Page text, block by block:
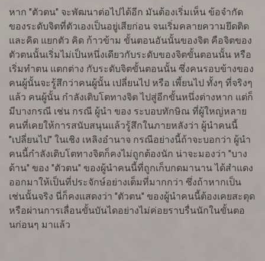
หาก "ตัวตน" จะพัฒนาต่อไปได้อีก มันต้องเริ่มเห็น ข้อจำกัด
ของระดับจิตที่ตัวเองเป็นอยู่เสียก่อน จนเริ่มคลายความยึดติด
และคิด แยกตัว คิด ก้าวข้าม ขั้นตอนอันนั้นของจิต คือจิตของ
ตัวตนนั้นเริ่มไม่เป็นหนึ่งเดียวกับระดับของจิตขั้นตอนนั้น หรือ
เริ่มทำตน แตกต่าง กับระดับจิตขั้นตอนนั้น ซึ่งคนรอบข้างของ
คนผู้นั้นจะรู้สึกว่าคนผู้นั้น เปลี่ยนไป หรือ เพี้ยนไป ทั้งๆ ที่จริงๆ
แล้ว คนผู้นั้น กำลังเติบโตทางจิต ไปสู่อีกขั้นหนึ่งต่างหาก แต่ก็
มีบางกรณี เช่น กรณี ผู้นำ ของ ระบอบทักษิณ ที่ผู้ใหญ่หลาย
คนที่เคยให้การสนับสนุนแล้วรู้สึกในภายหลังว่า ผู้นำคนนี้
"เปลี่ยนไป" ในเชิง เหลิงอำนาจ กรณีอย่างนี้ถ้าจะบอกว่า ผู้นำ
คนนี้กำลังเติบโตทางจิตก็คงไม่ถูกต้องนัก น่าจะมองว่า "บาง
ด้าน" ของ "ตัวตน" ของผู้นำคนนี้ที่ถูกเก็บกดมานาน ได้สำแดง
ออกมาให้เป็นที่ประจักษ์อย่างเต็มที่มากกว่า ซึ่งถ้าหากเป็น
เช่นนั้นจริง นี่ก็คงแสดงว่า "ตัวตน" ของผู้นำคนนี้ต้องเคยสะดุด
หรือผ่านการเลื่อนขั้นบันไดอย่างไม่ค่อยราบรื่นนักในขั้นตอ
นก่อนๆ มาแล้ว